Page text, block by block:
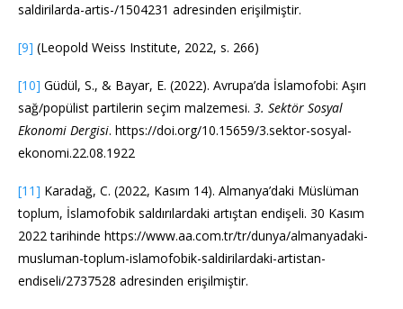
saldirilarda-artis-/1504231 adresinden erişilmiştir.
[9] (Leopold Weiss Institute, 2022, s. 266)
[10] Güdül, S., & Bayar, E. (2022). Avrupa’da İslamofobi: Aşırı
sağ/popülist partilerin seçim malzemesi. 3. Sektör Sosyal
Ekonomi Dergisi. https://doi.org/10.15659/3.sektor-sosyal-
ekonomi.22.08.1922
[11] Karadağ, C. (2022, Kasım 14). Almanya’daki Müslüman
toplum, İslamofobik saldırılardaki artıştan endişeli. 30 Kasım
2022 tarihinde https://www.aa.com.tr/tr/dunya/almanyadaki-
musluman-toplum-islamofobik-saldirilardaki-artistan-
endiseli/2737528 adresinden erişilmiştir.